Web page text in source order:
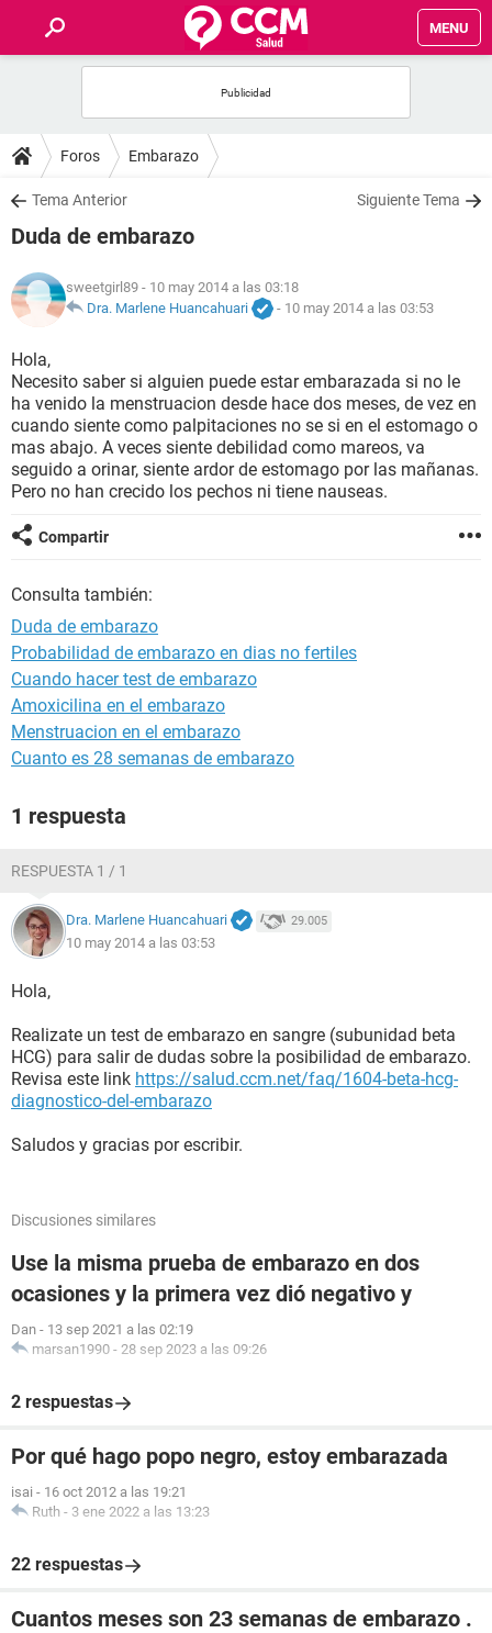
MENU
FOROS
SALUD
NUTRICIÓN
BIENESTAR
SEXUALIDAD
GLOSARIO
Foros Embarazo
Tema Anterior Siguiente Tema
Duda de embarazo
sweetgirl89 - 10 may 2014 a las 03:18
Dra. Marlene Huancahuari
- 10 may 2014 a las 03:53
Hola,
Necesito saber si alguien puede estar embarazada si no le
ha venido la menstruacion desde hace dos meses, de vez en
cuando siente como palpitaciones no se si en el estomago o
mas abajo. A veces siente debilidad como mareos, va
seguido a orinar, siente ardor de estomago por las mañanas.
Pero no han crecido los pechos ni tiene nauseas.
Compartir
Consulta también:
Duda de embarazo
Probabilidad de embarazo en dias no fertiles
Cuando hacer test de embarazo
Amoxicilina en el embarazo
Menstruacion en el embarazo
Cuanto es 28 semanas de embarazo
1 respuesta
RESPUESTA 1 / 1
Dra. Marlene Huancahuari 29.005
10 may 2014 a las 03:53
Hola,
Realizate un test de embarazo en sangre (subunidad beta
HCG) para salir de dudas sobre la posibilidad de embarazo.
Revisa este link https://salud.ccm.net/faq/1604-beta-hcg-
diagnostico-del-embarazo
Saludos y gracias por escribir.
Discusiones similares
Use la misma prueba de embarazo en dos
ocasiones y la primera vez dió negativo y
Dan - 13 sep 2021 a las 02:19
marsan1990 - 28 sep 2023 a las 09:26
2 respuestas
Por qué hago popo negro, estoy embarazada
isai - 16 oct 2012 a las 19:21
Ruth - 3 ene 2022 a las 13:23
22 respuestas
Cuantos meses son 23 semanas de embarazo .